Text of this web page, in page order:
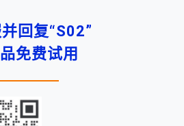
回复“S02”
免费试用